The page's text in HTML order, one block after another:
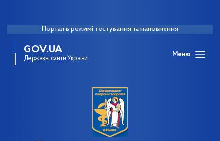
Портал в режимі тестування та наповнення
GOV.UA
Державні сайти України
Меню